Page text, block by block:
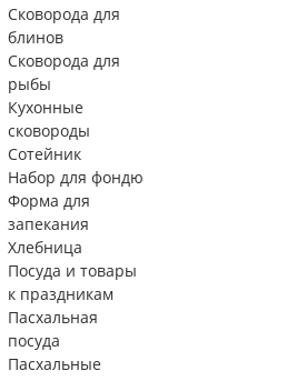
Сковорода для
блинов
Сковорода для
рыбы
Кухонные
сковороды
Сотейник
Набор для фондю
Форма для
запекания
Хлебница
Посуда и товары
к праздникам
Пасхальная
посуда
Пасхальные